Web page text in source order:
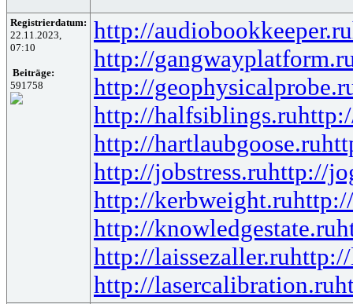
Registrierdatum:
22.11.2023,
07:10
Beiträge:
591758
http://audiobookkeeper.ru
http://
http://
http://halfsiblings.ru
http://hartlaubgoose.ru
http://jobstress.ruhttp://
http://kerbweight.ru
http://knowledgestate.ru
http://laissezaller.ru
http://lasercalibration.ru